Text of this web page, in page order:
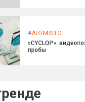
#ARTMISTO
»CYCLOP»:
пробы